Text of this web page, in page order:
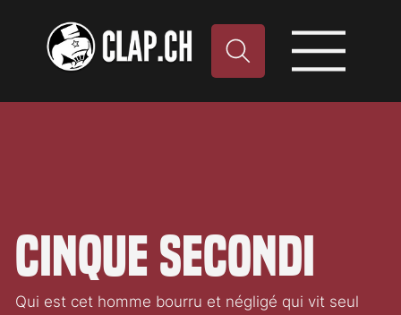
Cinque secondi
Qui est cet homme bourru et négligé qui vit seul